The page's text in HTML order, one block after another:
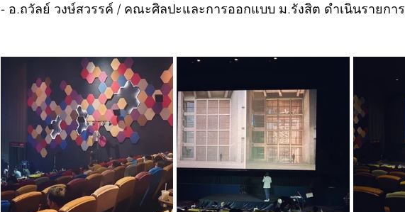
- อ.ถวัลย์ วงษ์สวรรค์ / คณะศิลปะและการออกแบบ ม.รังสิต ดำเนินรายการ